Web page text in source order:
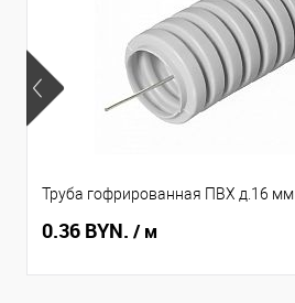
Труба гофрированная ПВХ д.16 мм
0.36 BYN. / м